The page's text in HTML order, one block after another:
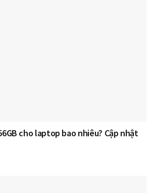
cho laptop bao nhiêu? Cập nhật